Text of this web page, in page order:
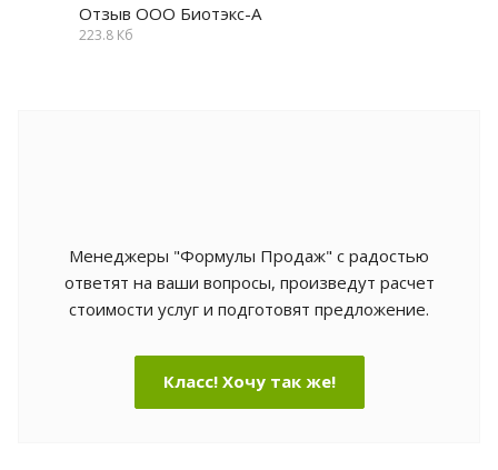
Отзыв ООО Биотэкс-А
223.8 Кб
Менеджеры "Формулы Продаж" с радостью
ответят на ваши вопросы, произведут расчет
стоимости услуг и подготовят предложение.
Класс! Хочу так же!